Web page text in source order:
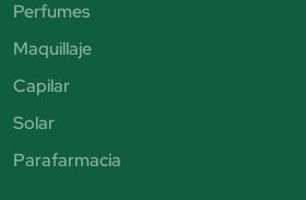
Perfumes
Maquillaje
Capilar
Solar
Parafarmacia